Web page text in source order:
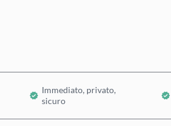
Immediato, privato,
sicuro